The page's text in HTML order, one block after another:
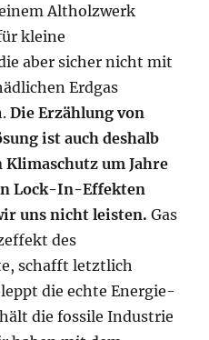
Altholzwerk
kleine
aber sicher nicht mit
Erdgas
Die Erzählung von
ist auch deshalb
Klimaschutz um Jahre
Lock-In-Effekten
uns nicht leisten.Gas
des
schafft letztlich
die echte Energie-
die fossile Industrie